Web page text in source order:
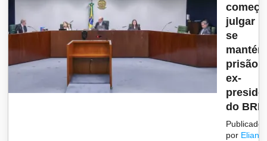
julgar
se
mantém
prisão
ex-
do BRB
Publicado
por Eliane